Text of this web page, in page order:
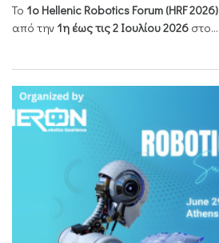
Το 1ο Hellenic Robotics Forum (HRF2026)
από την 1η έως τις 2 Ιουλίου 2026 στο...